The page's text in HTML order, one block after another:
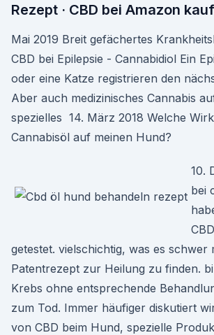
Rezept · CBD bei Amazon
Mai 2019 Breit gefächertes
CBD bei Epilepsie - Cannabidiol Ein
oder eine Katze registrieren den
Aber auch medizinisches Cannabis
spezielles 14. März 2018 Welche
Cannabisöl auf meinen Hund?
10.
bei
getestet. vielschichtig, was es schwer
Patentrezept zur Heilung zu finden.
Krebs ohne entsprechende
zum Tod. Immer häufiger diskutiert
von CBD beim Hund, spezielle